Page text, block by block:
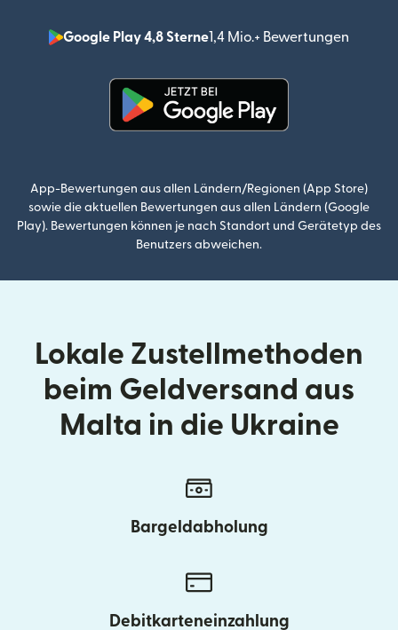
Google Play 4,8 Sterne1,4 Mio.+ Bewertungen
App-Bewertungen aus allen Ländern/Regionen (App Store)
sowie die aktuellen Bewertungen aus allen Ländern (Google
Play). Bewertungen können je nach Standort und Gerätetyp des
Benutzers abweichen.
Lokale Zustellmethoden
beim Geldversand aus
Malta in die Ukraine
Bargeldabholung
Debitkarteneinzahlung